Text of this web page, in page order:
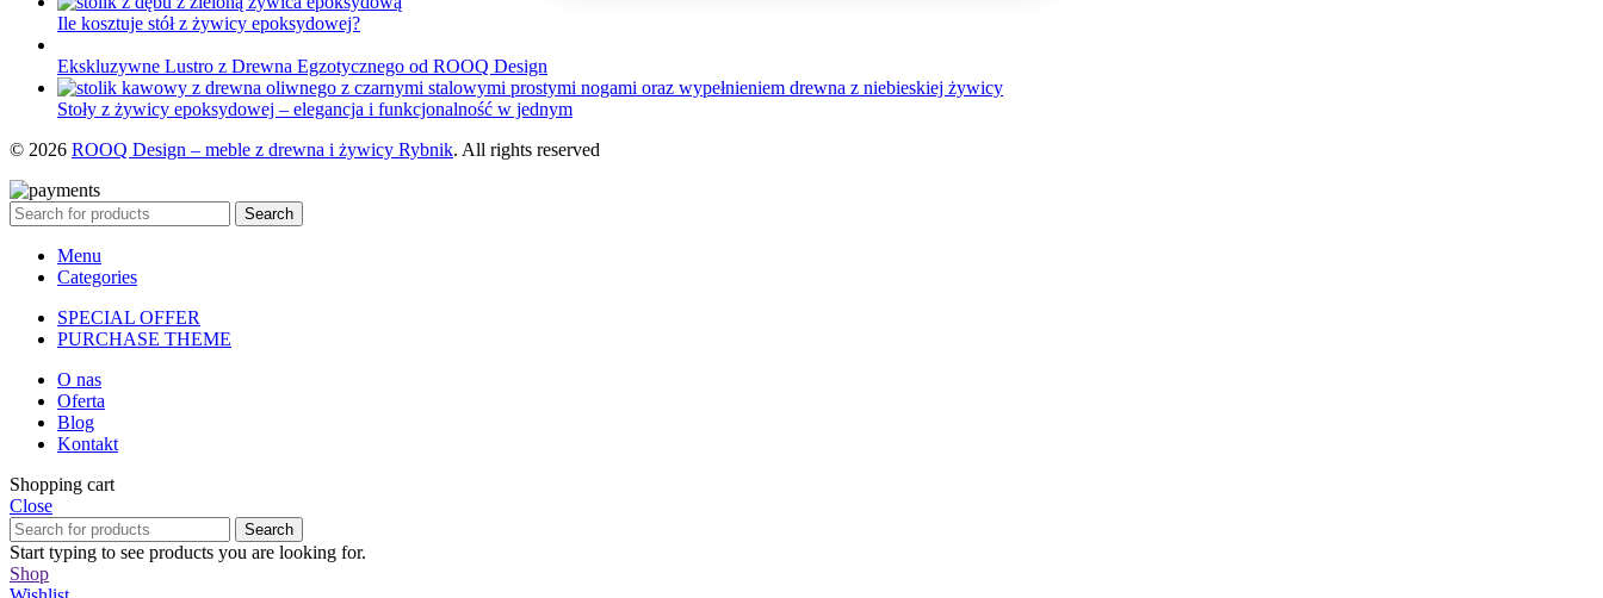
Ile kosztuje stół z żywicy epoksydowej?
Ekskluzywne Lustro z Drewna Egzotycznego od ROOQ Design
Stoły z żywicy epoksydowej – elegancja i funkcjonalność w jednym
© 2026 ROOQ Design – meble z drewna i żywicy Rybnik. All rights reserved
Search
Menu
Categories
SPECIAL OFFER
PURCHASE THEME
O nas
Oferta
Blog
Kontakt
Shopping cart
Close
Search
Start typing to see products you are looking for.
Shop